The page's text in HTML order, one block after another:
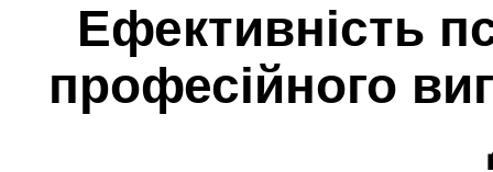
Ефективність
професійного